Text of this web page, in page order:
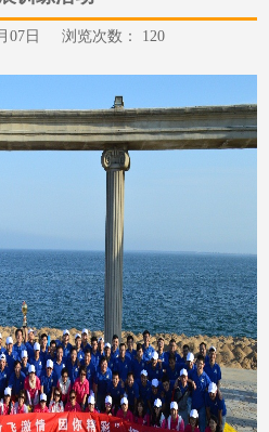
07日 浏览次数： 120